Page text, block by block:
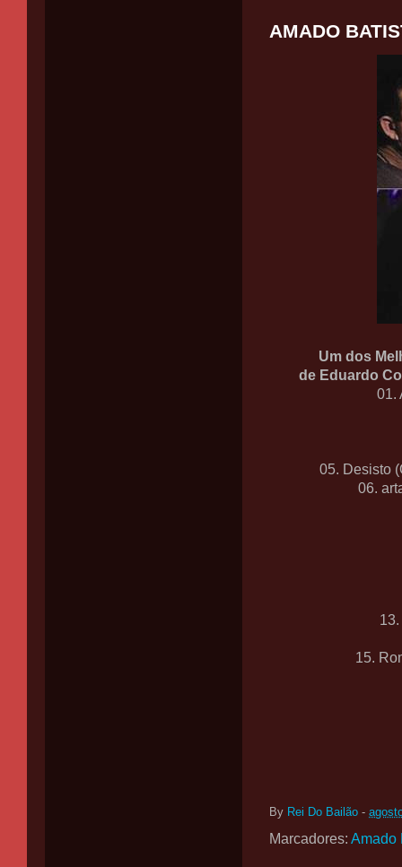
AMADO
Um dos
de Eduardo
01.
05. Desisto
06.
15.
By Rei Do Bailão -
Marcadores: Amado